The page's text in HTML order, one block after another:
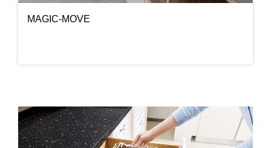
MAGIC-MOVE